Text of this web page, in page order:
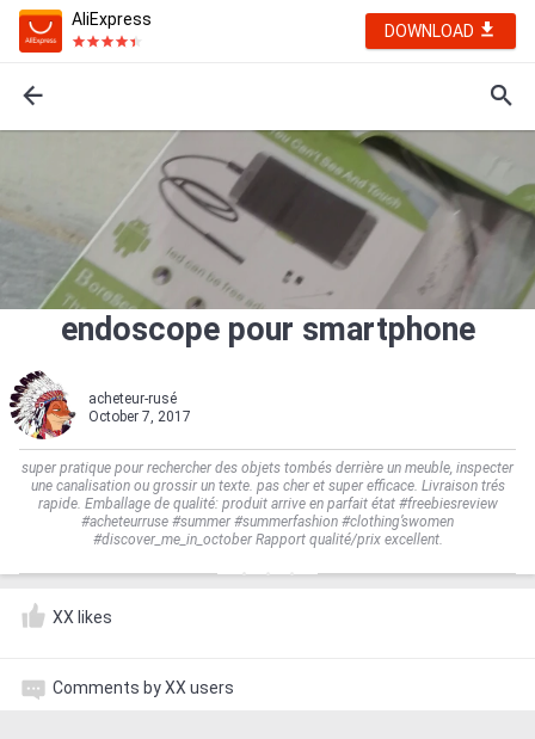
AliExpress
DOWNLOAD
endoscope pour smartphone
acheteur-rusé
October 7, 2017
super pratique pour rechercher des objets tombés derrière un meuble, inspecter
une canalisation ou grossir un texte. pas cher et super efficace. Livraison trés
rapide. Emballage de qualité: produit arrive en parfait état #freebiesreview
#acheteurruse #summer #summerfashion #clothing’swomen
#discover_me_in_october Rapport qualité/prix excellent.
XX likes
Comments by XX users